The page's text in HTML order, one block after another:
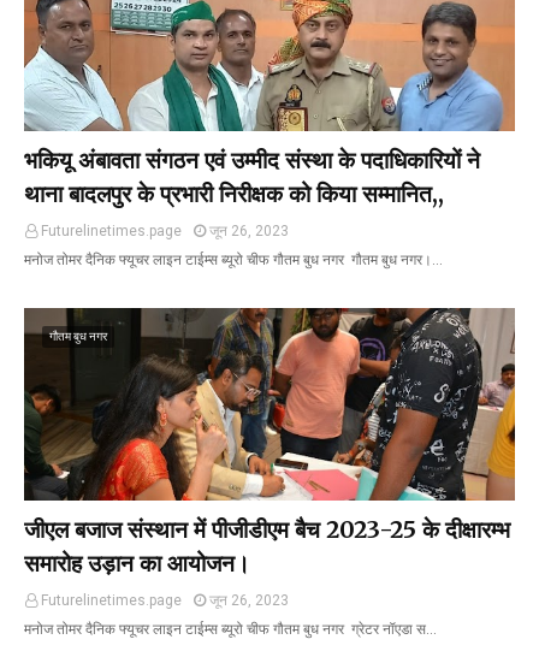
भकियू अंबावता संगठन एवं उम्मीद संस्था के पदाधिकारियों ने
थाना बादलपुर के प्रभारी निरीक्षक को किया सम्मानित,,
Futurelinetimes.page
जून 26, 2023
मनोज तोमर दैनिक फ्यूचर लाइन टाईम्स ब्यूरो चीफ गौतम बुध नगर गौतम बुध नगर।…
गौतम बुध नगर
जीएल बजाज संस्थान में पीजीडीएम बैच 2023-25 के दीक्षारम्भ
समारोह उड़ान का आयोजन।
Futurelinetimes.page
जून 26, 2023
मनोज तोमर दैनिक फ्यूचर लाइन टाईम्स ब्यूरो चीफ गौतम बुध नगर ग्रेटर नॉएडा स…